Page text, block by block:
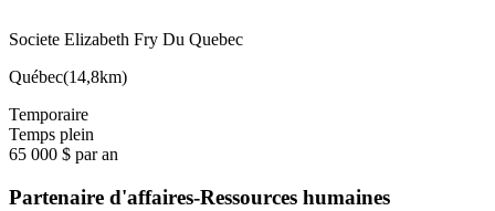
Societe Elizabeth Fry Du Quebec
Québec(14,8km)
Temporaire
Temps plein
65 000 $ par an
Partenaire d'affaires-Ressources humaines